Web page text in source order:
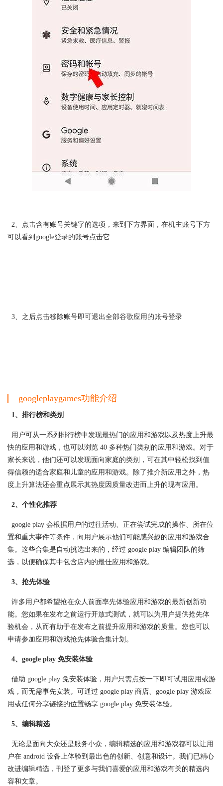
2、点击含有账号关键字的选项，来到下方界面，在机主账号下方
可以看到google登录的账号点击它
3、之后点击移除账号即可退出全部谷歌应用的账号登录
googleplaygames功能介绍
1、排行榜和类别
用户可从一系列排行榜中发现最热门的应用和游戏以及热度上升最
快的应用和游戏，也可以浏览 40 多种热门类别的应用和游戏。对于
家长来说，他们还可以发现面向家庭的类别，可在其中轻松找到值
得信赖的适合家庭和儿童的应用和游戏。除了推介新应用之外，热
度上升算法还会重点展示其热度因质量改进而上升的现有应用。
2、个性化推荐
google play 会根据用户的过往活动、正在尝试完成的操作、所在位
置和重大事件等条件，向用户展示他们可能感兴趣的应用和游戏合
集。这些合集是自动挑选出来的，经过 google play 编辑团队的筛
选，以便确保其中包含店内的最佳应用和游戏。
3、抢先体验
许多用户都希望抢在众人前面率先体验应用和游戏的最新创新功
能。您如果在发布之前运行开放式测试，就可以为用户提供抢先体
验机会，从而有助于在发布之前提升应用和游戏的质量。您也可以
申请参加应用和游戏抢先体验合集计划。
4、google play 免安装体验
借助 google play 免安装体验，用户只需点按一下即可试用应用或游
戏，而无需事先安装。可通过 google play 商店、google play 游戏应
用或任何分享链接的位置畅享 google play 免安装体验。
5、编辑精选
无论是面向大众还是服务小众，编辑精选的应用和游戏都可以让用
户在 android 设备上体验到最出色的创新、创意和设计。我们已精心
改进编辑精选，刊登了更多与我们喜爱的应用和游戏有关的精选内
容和文章。